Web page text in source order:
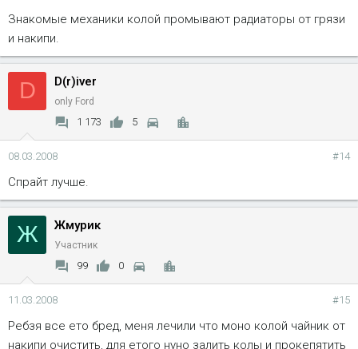
Знакомые механики колой промывают радиаторы от грязи
и накипи.
D D(r)iver
only Ford
1 173 5
08.03.2008 #14
Спрайт лучше.
Ж Жмурик
Участник
99 0
11.03.2008 #15
Ребзя все ето бред, меня лечили что моно колой чайник от
накипи очистить, для етого нуно залить колы и прокепятить